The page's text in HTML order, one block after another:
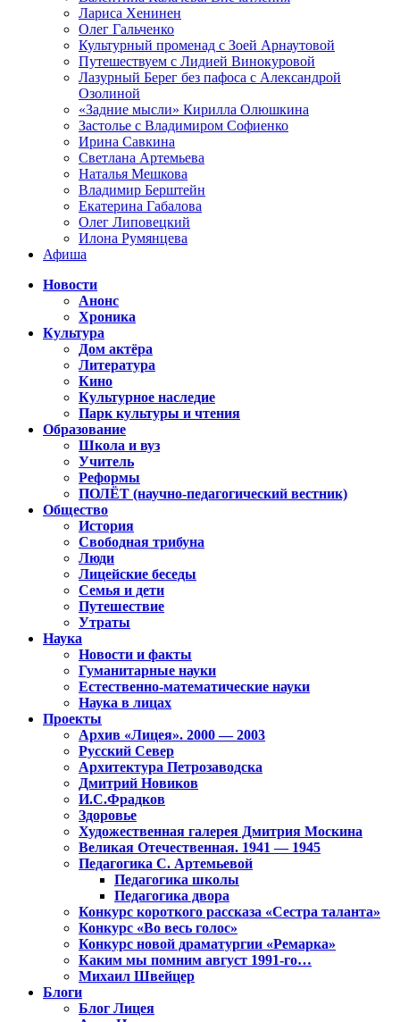
Лариса Хенинен
Олег Гальченко
Культурный променад с Зоей Арнаутовой
Путешествуем с Лидией Винокуровой
Лазурный Берег без пафоса с Александрой
Озолиной
«Задние мысли» Кирилла Олюшкина
Застолье с Владимиром Софиенко
Ирина Савкина
Светлана Артемьева
Наталья Мешкова
Владимир Берштейн
Екатерина Габалова
Олег Липовецкий
Илона Румянцева
Афиша
Новости
Анонс
Хроника
Культура
Дом актёра
Литература
Кино
Культурное наследие
Парк культуры и чтения
Образование
Школа и вуз
Учитель
Реформы
ПОЛЁТ (научно-педагогический вестник)
Общество
История
Свободная трибуна
Люди
Лицейские беседы
Семья и дети
Путешествие
Утраты
Наука
Новости и факты
Гуманитарные науки
Естественно-математические науки
Наука в лицах
Проекты
Архив «Лицея». 2000 — 2003
Русский Север
Архитектура Петрозаводска
Дмитрий Новиков
И.С.Фрадков
Здоровье
Художественная галерея Дмитрия Москина
Великая Отечественная. 1941 — 1945
Педагогика С. Артемьевой
Педагогика школы
Педагогика двора
Конкурс короткого рассказа «Сестра таланта»
Конкурс «Во весь голос»
Конкурс новой драматургии «Ремарка»
Каким мы помним август 1991-го…
Михаил Швейцер
Блоги
Блог Лицея